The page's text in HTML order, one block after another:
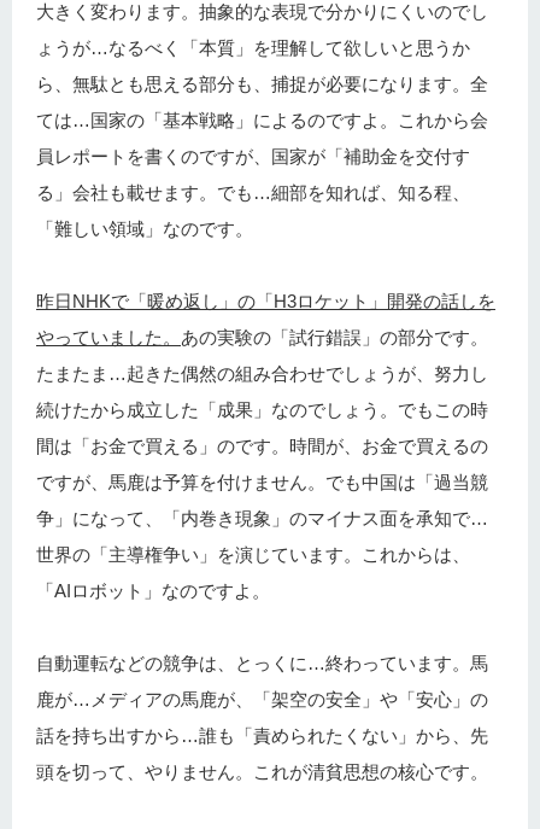
大きく変わります。抽象的な表現で分かりにくいのでし
ょうが…なるべく「本質」を理解して欲しいと思うか
ら、無駄とも思える部分も、捕捉が必要になります。全
ては…国家の「基本戦略」によるのですよ。これから会
員レポートを書くのですが、国家が「補助金を交付す
る」会社も載せます。でも…細部を知れば、知る程、
「難しい領域」なのです。
昨日NHKで「暖め返し」の「H3ロケット」開発の話しを
やっていました。 あの実験の「試行錯誤」の部分です。
たまたま…起きた偶然の組み合わせでしょうが、努力し
続けたから成立した「成果」なのでしょう。でもこの時
間は「お金で買える」のです。時間が、お金で買えるの
ですが、馬鹿は予算を付けません。でも中国は「過当競
争」になって、「内巻き現象」のマイナス面を承知で…
世界の「主導権争い」を演じています。これからは、
「AIロボット」なのですよ。
自動運転などの競争は、とっくに…終わっています。馬
鹿が…メディアの馬鹿が、「架空の安全」や「安心」の
話を持ち出すから…誰も「責められたくない」から、先
頭を切って、やりません。これが清貧思想の核心です。